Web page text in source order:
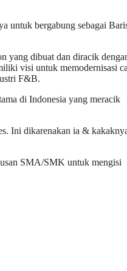
untuk bergabung sebagai
yang dibuat dan diracik
visi untuk memodernisasi
F&B.
di Indonesia yang meracik
Ini dikarenakan ia &
SMA/SMK untuk mengisi